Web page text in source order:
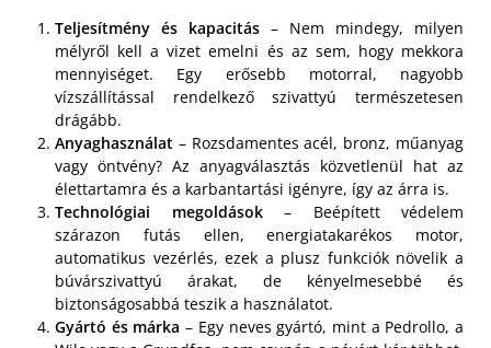
Teljesítmény és kapacitás – Nem mindegy, milyen
mélyről kell a vizet emelni és az sem, hogy mekkora
mennyiséget. Egy erősebb motorral, nagyobb
vízszállítással rendelkező szivattyú természetesen
drágább.
Anyaghasználat – Rozsdamentes acél, bronz, műanyag
vagy öntvény? Az anyagválasztás közvetlenül hat az
élettartamra és a karbantartási igényre, így az árra is.
Technológiai megoldások– Beépített védelem
szárazon futás ellen, energiatakarékos motor,
automatikus vezérlés, ezek a plusz funkciók növelik a
búvárszivattyú árakat, de kényelmesebbé és
biztonságosabbá teszik a használatot.
Gyártó és márka – Egy neves gyártó, mint a Pedrollo, a